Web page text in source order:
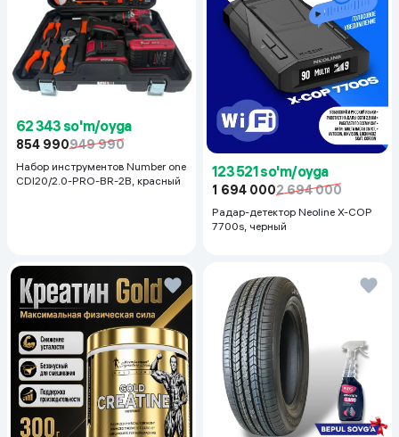
62 343 so'm/oyga
854 990949 990
Набор инструментов Number one
CDI20/2.0-PRO-BR-2B, красный
123 521 so'm/oyga
1 694 0002 694 000
Радар-детектор Neoline X-COP
7700s, черный